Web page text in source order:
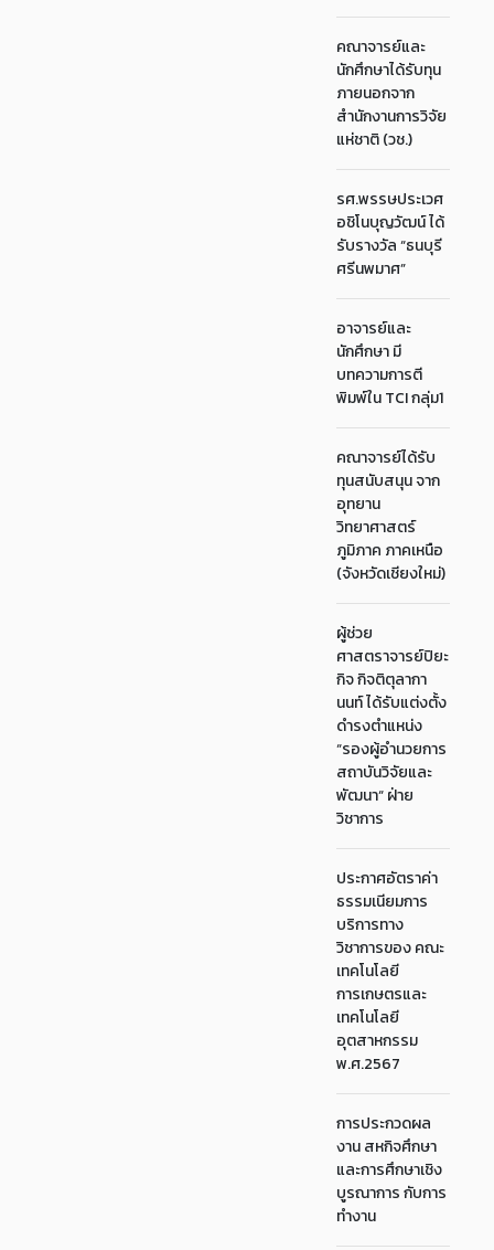
คณาจารย์และ
นักศึกษาได้รับทุน
ภายนอกจาก
สำนักงานการวิจัย
แห่ชาติ (วช.)
รศ.พรรษประเวศ
อชิโนบุญวัฒน์ ได้
รับรางวัล “ธนบุรี
ศรีนพมาศ”
อาจารย์และ
นักศึกษา มี
บทความการตี
พิมพ์ใน TCI กลุ่ม1
คณาจารย์ได้รับ
ทุนสนับสนุน จาก
อุทยาน
วิทยาศาสตร์
ภูมิภาค ภาคเหนือ
(จังหวัดเชียงใหม่)
ผู้ช่วย
ศาสตราจารย์ปิยะ
กิจ กิจติตุลากา
นนท์ ได้รับแต่งตั้ง
ดำรงตำแหน่ง
“รองผู้อำนวยการ
สถาบันวิจัยและ
พัฒนา“ ฝ่าย
วิชาการ
ประกาศอัตราค่า
ธรรมเนียมการ
บริการทาง
วิชาการของ คณะ
เทคโนโลยี
การเกษตรและ
เทคโนโลยี
อุตสาหกรรม
พ.ศ.2567
การประกวดผล
งาน สหกิจศึกษา
และการศึกษาเชิง
บูรณาการ กับการ
ทำงาน